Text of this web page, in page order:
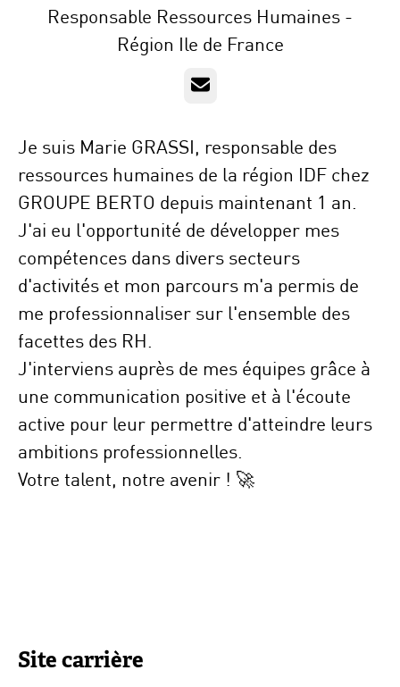
Responsable Ressources Humaines -
Région Ile de France
E-mail
Je suis Marie GRASSI, responsable des
ressources humaines de la région IDF chez
GROUPE BERTO depuis maintenant 1 an.
J'ai eu l'opportunité de développer mes
compétences dans divers secteurs
d'activités et mon parcours m'a permis de
me professionnaliser sur l'ensemble des
facettes des RH.
J'interviens auprès de mes équipes grâce à
une communication positive et à l'écoute
active pour leur permettre d'atteindre leurs
ambitions professionnelles.
Votre talent, notre avenir ! 🚀
Site carrière